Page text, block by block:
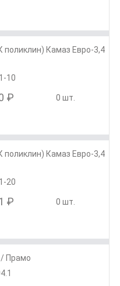
поликлин) Камаз Евро-3,4
10
₽ 0 шт.
поликлин) Камаз Евро-3,4
20
₽ 0 шт.
/ Прамо